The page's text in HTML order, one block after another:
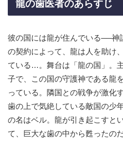
龍の歯医者のあらすじ
彼の国には龍が住んでいる──神
の契約によって、龍は人を助け
ている…。舞台は「龍の国」。
子で、この国の守護神である龍
っている。隣国との戦争が激化
歯の上で気絶している敵国の少
の名はベル。龍が引き起こすと
て、巨大な歯の中から甦ったの